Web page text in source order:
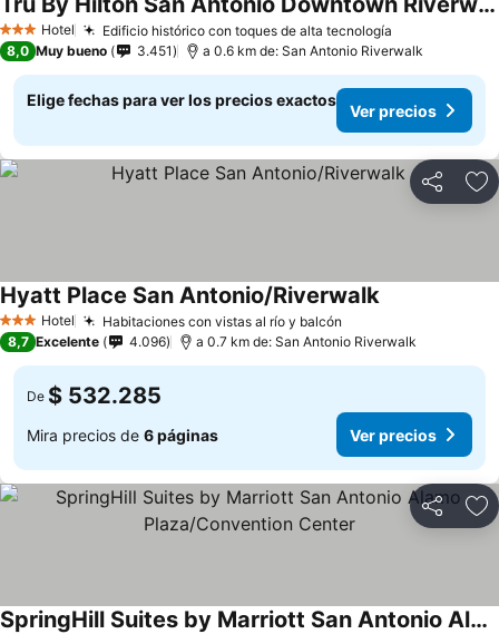
3 Estrellas
Hotel Edificio histórico con toques de alta tecnología
8,0 Muy bueno 3.451 a 0.6 km de: San Antonio Riverwalk
Elige fechas para ver los precios exactos
Ver precios
Compartir
3 Estrellas
Hotel Habitaciones con vistas al río y balcón
Hyatt Place San Antonio/Riverwalk
8,7 Excelente 4.096 a 0.7 km de: San Antonio Riverwalk
De $ 532.285
Mira precios de 6 páginas Ver precios
Compartir
SpringHill Suites by Marriott San Antonio Alamo Plaza/Convention Center